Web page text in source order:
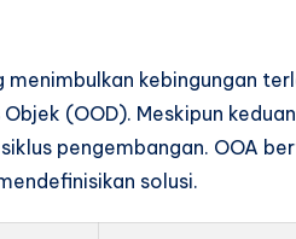
menimbulkan kebingungan
Objek (OOD). Meskipun
pengembangan. OOA
solusi.